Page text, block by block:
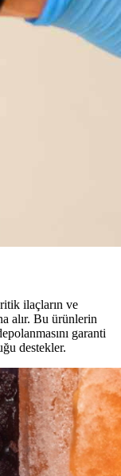
ilaçların ve
alır. Bu ürünlerin
garanti
destekler.